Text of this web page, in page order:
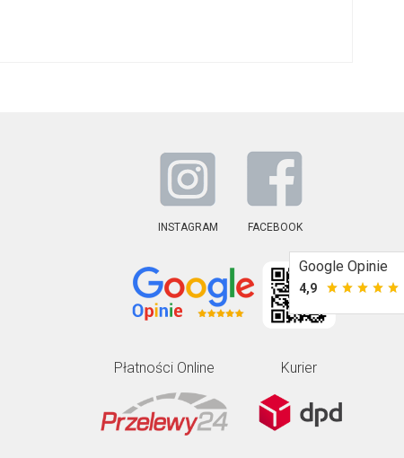
INSTAGRAM FACEBOOK
Płatności Online Kurier
Google Opinie
4,9